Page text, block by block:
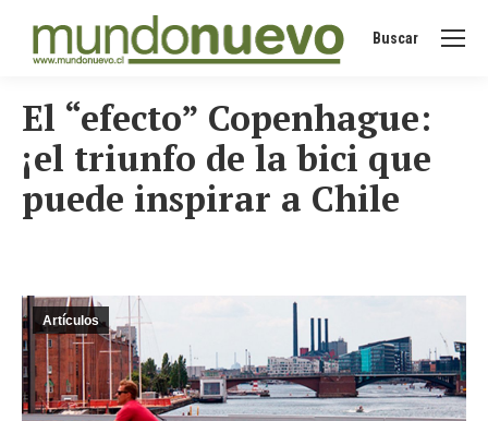
Buscar:
Buscar
El “efecto” Copenhague:
¡el triunfo de la bici que
puede inspirar a Chile
Artículos